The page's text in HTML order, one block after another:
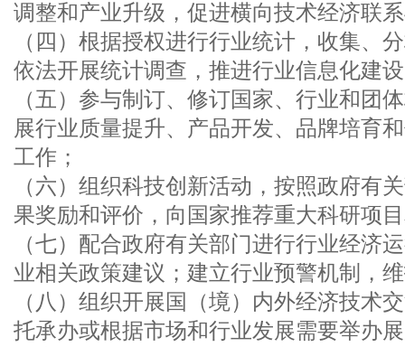
调整和产业升级，促进横向技术经济联
（四）根据授权进行行业统计，收集、
依法开展统计调查，推进行业信息化建
（五）参与制订、修订国家、行业和团
展行业质量提升、产品开发、品牌培育
工作；
（六）组织科技创新活动，按照政府有
果奖励和评价，向国家推荐重大科研项
（七）配合政府有关部门进行行业经济
业相关政策建议；建立行业预警机制，
（八）组织开展国（境）内外经济技术
托承办或根据市场和行业发展需要举办